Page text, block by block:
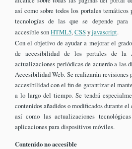
así como sobre todos los portales
tecnologías de las que se depende para
accesible sonHTML5, CSSyjavascript.
Con el objetivo de ayudar a mejorar el
de accesibilidad de los portales de la
actualizaciones periódicas de acuerdo a las
Accesibilidad Web. Se realizarán revisiones
accesibilidad con el fin de garantizar el
a lo largo del tiempo. Se tendrá
contenidos añadidos o modificados durante
así como las actualizaciones
aplicaciones para dispositivos móviles.
Contenido no accesible